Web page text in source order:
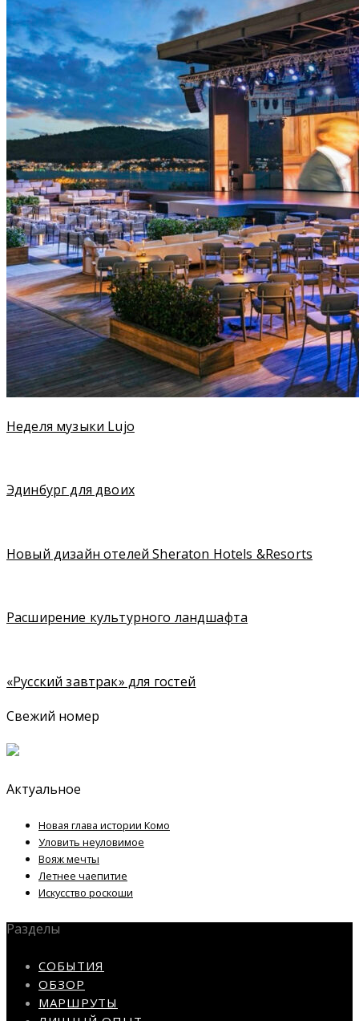
Неделя музыки Lujo
Эдинбург для двоих
Новый дизайн отелей Sheraton Hotels &Resorts
Расширение культурного ландшафта
«Русский завтрак» для гостей
Свежий номер
Актуальное
Новая глава истории Комо
Уловить неуловимое
Вояж мечты
Летнее чаепитие
Искусство роскоши
Разделы
СОБЫТИЯ
ОБЗОР
МАРШРУТЫ